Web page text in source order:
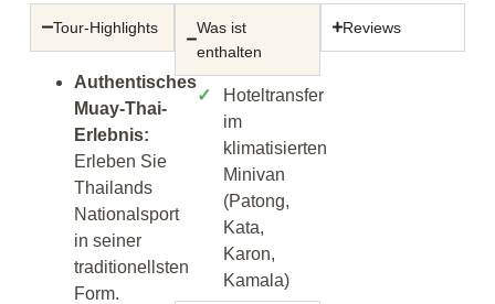
Tour-Highlights
Authentisches
Muay-Thai-
Erlebnis:
Erleben Sie
Thailands
Nationalsport
in seiner
traditionellsten
Form.
Was ist
enthalten
Hoteltransfer
im
klimatisierten
Minivan
(Patong,
Kata,
Karon,
Kamala)
Reviews